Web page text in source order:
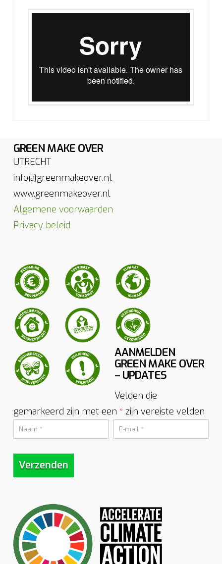
GREEN MAKE OVER
UTRECHT
info@greenmakeover.nl
www.greenmakeover.nl
Algemene voorwaarden
Privacy beleid
AANMELDEN
GREEN MAKE OVER
– UPDATES
Velden die
gemarkeerd zijn met een *zijn vereiste velden